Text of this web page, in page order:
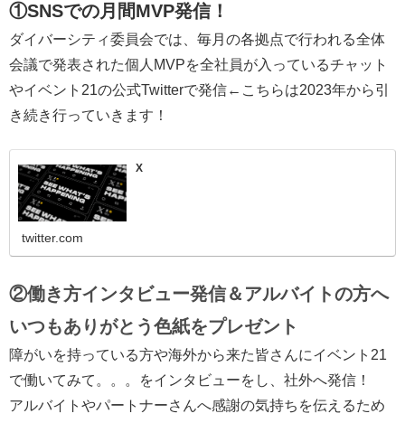
①SNSでの月間MVP発信！
ダイバーシティ委員会では、毎月の各拠点で行われる全体
会議で発表された個人MVPを全社員が入っているチャット
やイベント21の公式Twitterで発信←こちらは2023年から引
き続き行っていきます！
X
twitter.com
②働き方インタビュー発信＆アルバイトの方へ
いつもありがとう色紙をプレゼント
障がいを持っている方や海外から来た皆さんにイベント21
で働いてみて。。。をインタビューをし、社外へ発信！
アルバイトやパートナーさんへ感謝の気持ちを伝えるため